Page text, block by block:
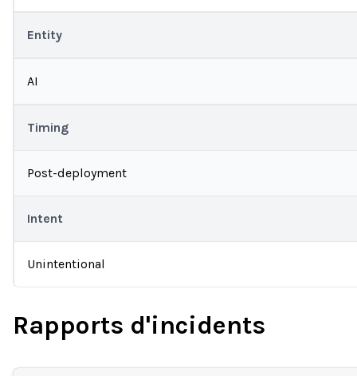
Entity
AI
Timing
Post-deployment
Intent
Unintentional
Rapports d'incidents